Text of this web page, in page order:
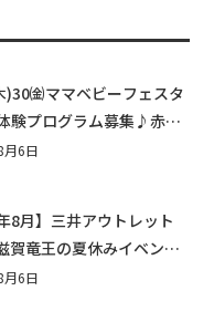
)30㈮ママベビーフェスタ
験プログラム募集♪赤ち
ベントに出演しません
月6日
8月】三井アウトレット
賀竜王の夏休みイベント
しょぬれ水あそび・激
月6日